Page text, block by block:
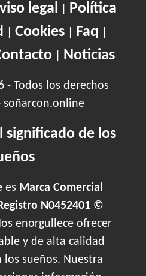
legal
Política
Cookies Faq
| Noticias
- Todos los derechos
soñarcon.online
significado de los
es Marca Comercial
N0452401 ©
enorgullece ofrecer
y de alta calidad
los sueños. Nuestra